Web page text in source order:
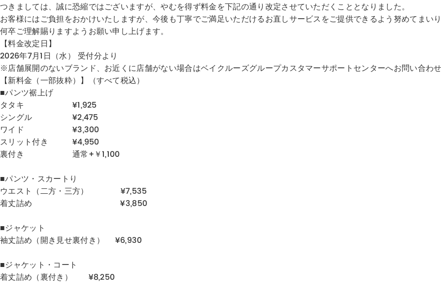
つきましては、誠に恐縮ではございますが、やむを得ず料金を下記の通り改定させていただくこととなりました。
お客様にはご負担をおかけいたしますが、今後も丁寧でご満足いただけるお直しサービスをご提供できるよう努めてまいり
何卒ご理解賜りますようお願い申し上げます。
【料金改定日】
2026年7月1日（水） 受付分より
※店舗展開のないブランド、お近くに店舗がない場合はベイクルーズグループカスタマーサポートセンターへお問い合わせ
【新料金（一部抜粋）】（すべて税込）
■パンツ裾上げ
タタキ ¥1,925
シングル ¥2,475
ワイド ¥3,300
スリット付き ¥4,950
裏付き 通常+￥1,100
■パンツ・スカートり
ウエスト（二方・三方） ¥7,535
着丈詰め ¥3,850
■ジャケット
袖丈詰め（開き見せ裏付き） ¥6,930
■ジャケット・コート
着丈詰め（裏付き） ¥8,250